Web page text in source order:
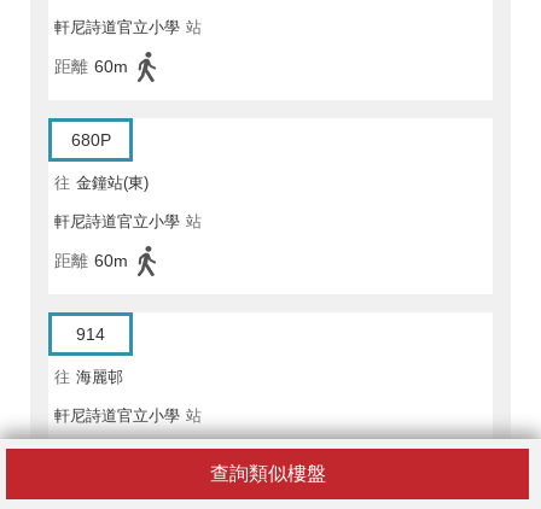
查詢類似樓盤
軒尼詩道官立小學 站
距離 60m
680P
往 金鐘站(東)
軒尼詩道官立小學 站
距離 60m
914
往 海麗邨
軒尼詩道官立小學 站
距離 60m